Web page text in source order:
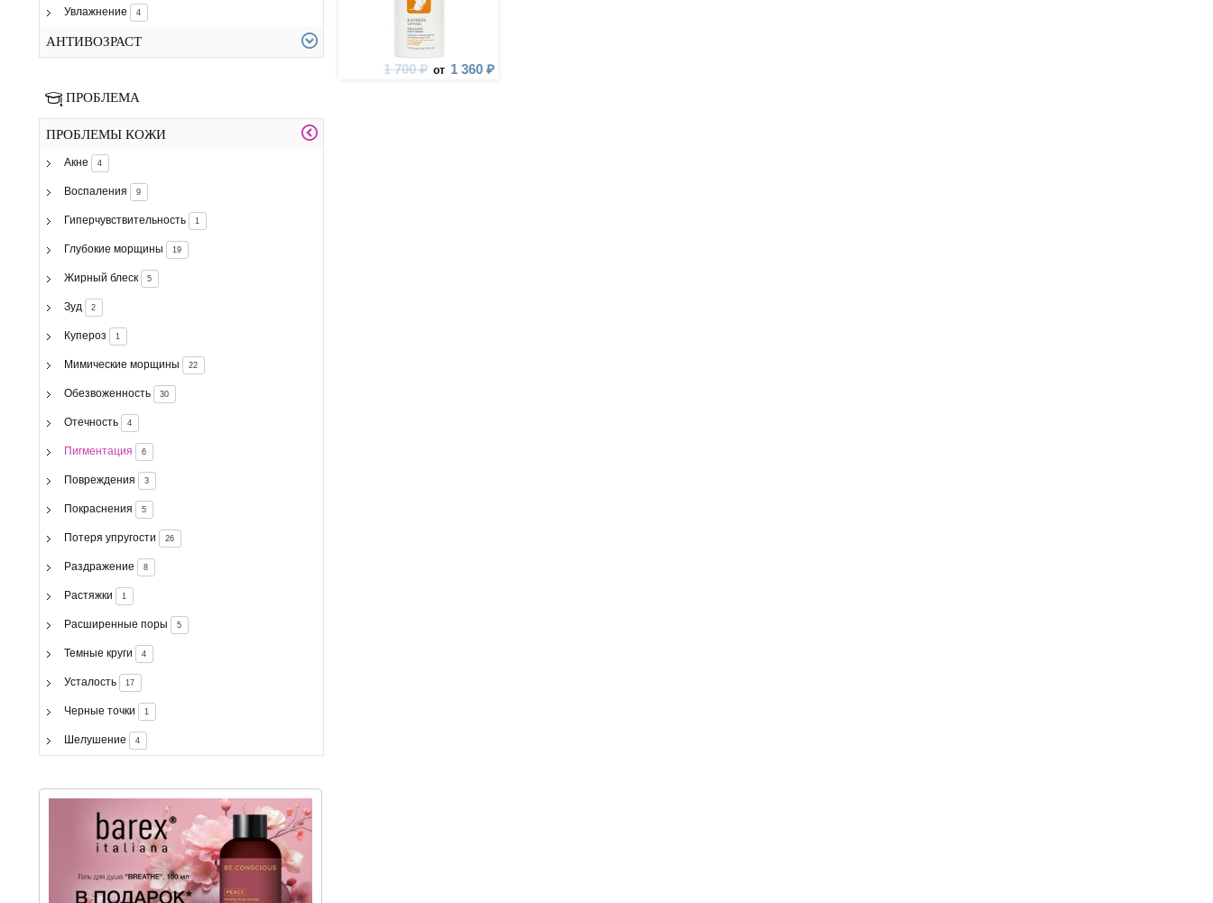
Увлажнение 4
АНТИВОЗРАСТ
ПРОБЛЕМА
ПРОБЛЕМЫ КОЖИ
Акне 4
Воспаления 9
Гиперчувствительность 1
Глубокие морщины 19
Жирный блеск 5
Зуд 2
Купероз 1
Мимические морщины 22
Обезвоженность 30
Отечность 4
Пигментация 6
Повреждения 3
Покраснения 5
Потеря упругости 26
Раздражение 8
Растяжки 1
Расширенные поры 5
Темные круги 4
Усталость 17
Черные точки 1
Шелушение 4
1 700 ₽ от 1 360 ₽